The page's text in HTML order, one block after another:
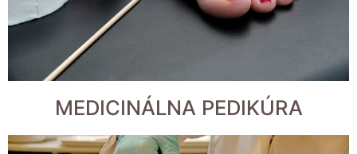
MEDICINÁLNA PEDIKÚRA